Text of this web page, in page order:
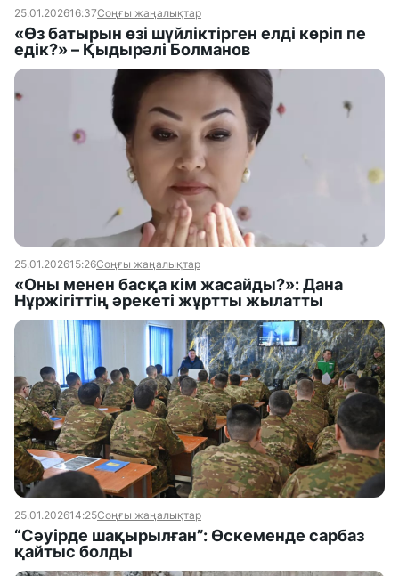
25.01.202616:37Соңғы жаңалықтар
«Өз батырын өзі шүйліктірген елді көріп пе
едік?» – Қыдырәлі Болманов
25.01.202615:26Соңғы жаңалықтар
«Оны менен басқа кім жасайды?»: Дана
Нұржігіттің әрекеті жұртты жылатты
25.01.202614:25Соңғы жаңалықтар
“Сәуірде шақырылған”: Өскеменде сарбаз
қайтыс болды